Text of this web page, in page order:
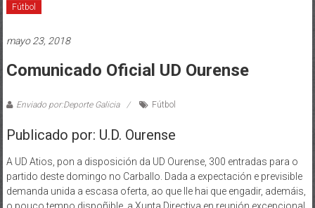
Fútbol
mayo 23, 2018
Comunicado Oficial UD Ourense
Enviado por:Deporte Galicia Fútbol
Publicado por: U.D. Ourense
A UD Atios, pon a disposición da UD Ourense, 300 entradas para o
partido deste domingo no Carballo. Dada a expectación e previsible
demanda unida a escasa oferta, ao que lle hai que engadir, ademáis,